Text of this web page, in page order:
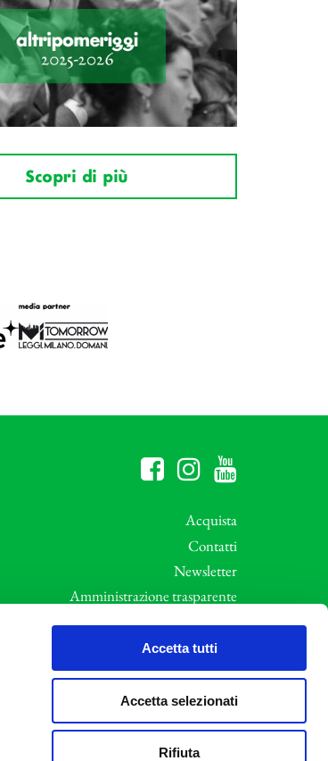
Accetta tutti
Accetta selezionati
Rifiuta
Scopri di più
Acquista
Contatti
Newsletter
Amministrazione trasparente
Whistleblowing
Privacy e Cookie Policy
Informative Privacy
Area riservata
Credits